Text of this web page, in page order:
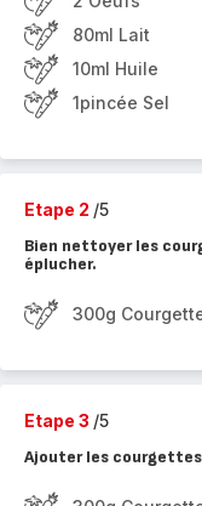
80ml Lait
10ml Huile
1pincée Sel
Etape 2 /5
Bien nettoyer les
éplucher.
300g
Etape 3 /5
Ajouter les